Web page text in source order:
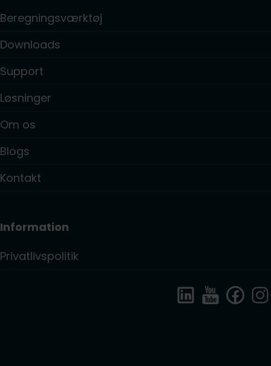
Beregningsværktøj
Downloads
Support
Løsninger
Om os
Blogs
Kontakt
Information
Privatlivspolitik